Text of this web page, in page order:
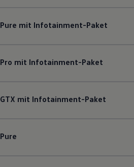
Pure mit Infotainment-Paket
Pro mit Infotainment-Paket
GTX mit Infotainment-Paket
Pure